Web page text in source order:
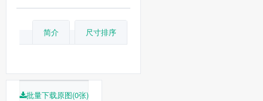
简介 尺寸排序
批量下载原图(0张)